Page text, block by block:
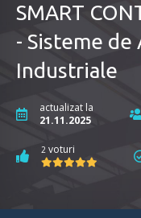
SMART
- Sisteme
Industriale
actualizat la
21.11.2025
2 voturi